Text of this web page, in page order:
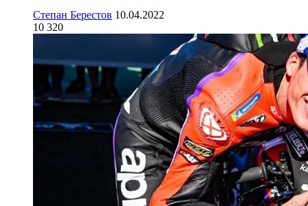
Степан Берестов 10.04.2022
10 320